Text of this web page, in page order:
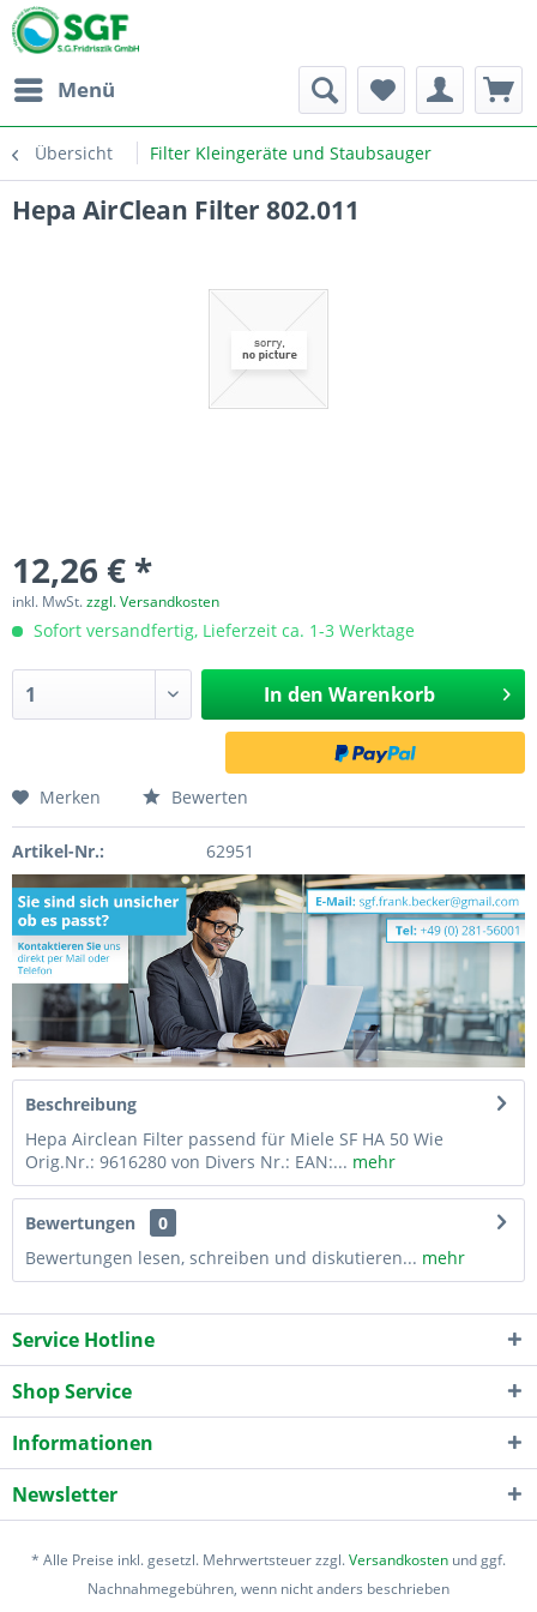
Menü
Übersicht Filter Kleingeräte und Staubsauger
Hepa AirClean Filter 802.011
12,26 € *
inkl. MwSt.zzgl. Versandkosten
Sofort versandfertig, Lieferzeit ca. 1-3 Werktage
In den Warenkorb
Merken Bewerten
Artikel-Nr.: 62951
Beschreibung
Hepa Airclean Filter passend für Miele SF HA 50 Wie
Orig.Nr.: 9616280 von Divers Nr.: EAN:... mehr
Bewertungen
0
Bewertungen lesen, schreiben und diskutieren... mehr
Service Hotline
Shop Service
Informationen
Newsletter
* Alle Preise inkl. gesetzl. Mehrwertsteuer zzgl.Versandkosten und ggf.
Nachnahmegebühren, wenn nicht anders beschrieben